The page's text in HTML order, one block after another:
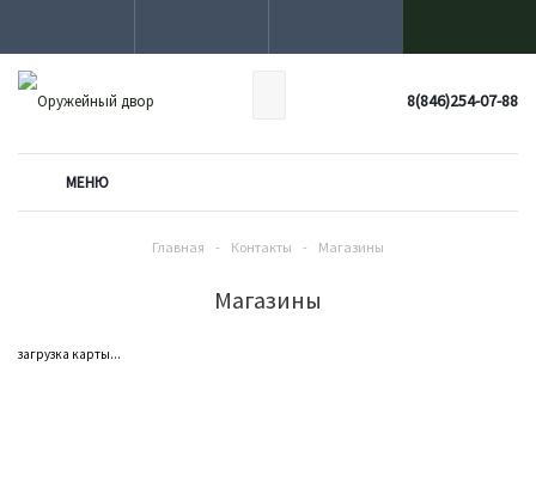
8(846)254-07-88
МЕНЮ
Главная - Контакты - Магазины
Магазины
загрузка карты...